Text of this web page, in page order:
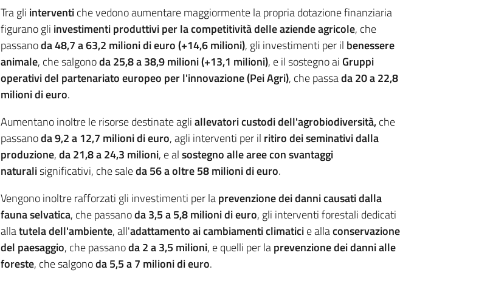
Tra gli interventiche vedono aumentare maggiormente la propria dotazione finanziaria
figurano gli investimenti produttivi per la competitività delle aziende agricole, che
passanoda 48,7 a 63,2 milioni di euro (+14,6 milioni), gli investimenti per il benessere
animale, che salgonoda 25,8 a 38,9 milioni (+13,1 milioni), e il sostegno ai Gruppi
operativi del partenariato europeo per l'innovazione (Pei Agri), che passada 20 a 22,8
milioni di euro.
Aumentano inoltre le risorse destinate agliallevatori custodi dell'agrobiodiversità,che
passanoda 9,2 a 12,7 milioni di euro, agli interventi per il ritiro dei seminativi dalla
produzione,da 21,8 a 24,3 milioni, e alsostegno alle aree con svantaggi
naturalisignificativi, che saleda 56 a oltre 58 milioni di euro.
Vengono inoltre rafforzati gli investimenti per laprevenzione dei danni causati dalla
fauna selvatica, che passanoda 3,5 a 5,8 milioni di euro, gli interventi forestali dedicati
allatutela dell'ambiente, all'adattamento ai cambiamenti climaticie allaconservazione
del paesaggio, che passanoda 2 a 3,5 milioni, e quelli per laprevenzione dei danni alle
foreste, che salgonoda 5,5 a 7 milioni di euro.